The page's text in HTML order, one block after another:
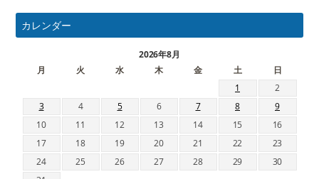
カレンダー
2026年8月
月
火 水 木 金 土
日
1
2
3
4 5 6 7 8
9
10
11 12 13 14 15
16
17
18 19 20 21 22
23
24
25 26 27 28 29
30